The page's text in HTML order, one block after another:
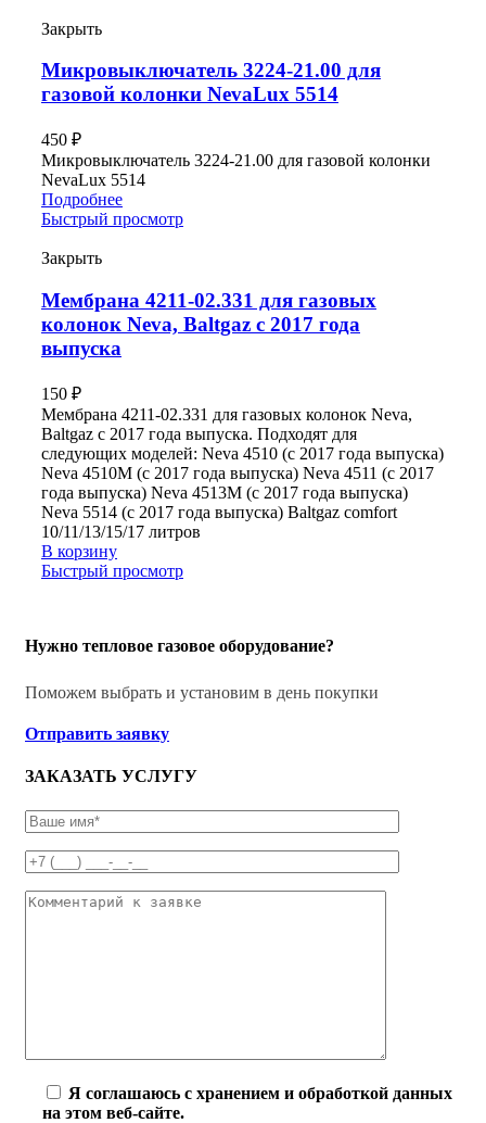
Закрыть
Микровыключатель 3224-21.00 для
газовой колонки NevaLux 5514
450 ₽
Микровыключатель 3224-21.00 для газовой колонки
NevaLux 5514
Подробнее
Быстрый просмотр
Закрыть
Мембрана 4211-02.331 для газовых
колонок Neva, Baltgaz с 2017 года
выпуска
150 ₽
Мембрана 4211-02.331 для газовых колонок Neva,
Baltgaz с 2017 года выпуска. Подходят для
следующих моделей: Neva 4510 (c 2017 года выпуска)
Neva 4510М (c 2017 года выпуска) Neva 4511 (c 2017
года выпуска) Neva 4513М (c 2017 года выпуска)
Neva 5514 (c 2017 года выпуска) Baltgaz comfort
10/11/13/15/17 литров
В корзину
Быстрый просмотр
Нужно тепловое газовое оборудование?
Поможем выбрать и установим в день покупки
Отправить заявку
ЗАКАЗАТЬ УСЛУГУ
Я соглашаюсь с хранением и обработкой данных
на этом веб-сайте.